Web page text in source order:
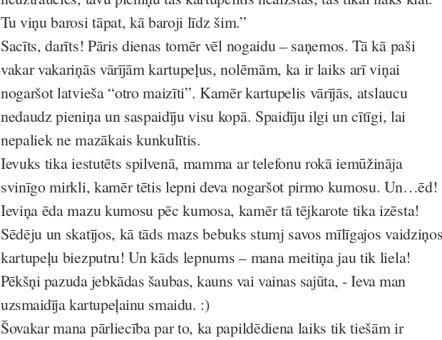
Tu viņu barosi tāpat, kā baroji līdz šim.”
Sacīts, darīts! Pāris dienas tomēr vēl nogaidu – saņemos. Tā kā paši
vakar vakariņās vārījām kartupeļus, nolēmām, ka ir laiks arī viņai
nogaršot latvieša “otro maizīti”. Kamēr kartupelis vārījās, atslaucu
nedaudz pieniņa un saspaidīju visu kopā. Spaidīju ilgi un cītīgi, lai
nepaliek ne mazākais kunkulītis.
Ievuks tika iestutēts spilvenā, mamma ar telefonu rokā iemūžināja
svinīgo mirkli, kamēr tētis lepni deva nogaršot pirmo kumosu. Un…ēd!
Ieviņa ēda mazu kumosu pēc kumosa, kamēr tā tējkarote tika izēsta!
Sēdēju un skatījos, kā tāds mazs bebuks stumj savos mīlīgajos
kartupeļu biezputru! Un kāds lepnums – mana meitiņa jau tik liela!
Pēkšņi pazuda jebkādas šaubas, kauns vai vainas sajūta, - Ieva man
uzsmaidīja kartupeļainu smaidu. :)
Šovakar mana pārliecība par to, ka papildēdiena laiks tik tiešām ir